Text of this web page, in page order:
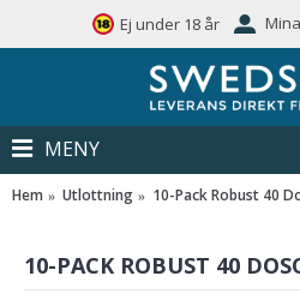
Ej under 18 år
MENY
Hem Utlottning 10-Pack Robust 40